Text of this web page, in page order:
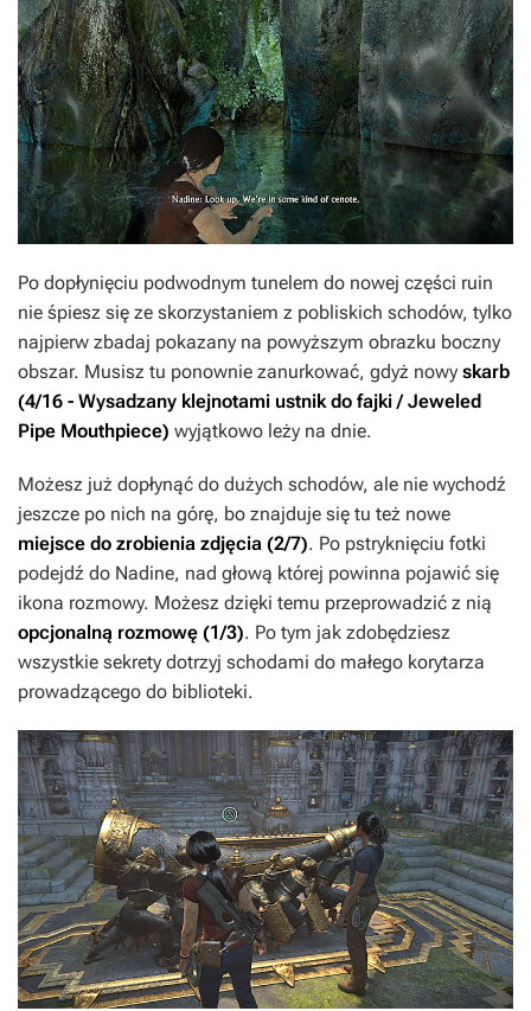
Po dopłynięciu podwodnym tunelem do nowej części ruin
nie śpiesz się ze skorzystaniem z pobliskich schodów, tylko
najpierw zbadaj pokazany na powyższym obrazku boczny
obszar. Musisz tu ponownie zanurkować, gdyż nowy skarb
(4/16 - Wysadzany klejnotami ustnik do fajki / Jeweled
Pipe Mouthpiece) wyjątkowo leży na dnie.
Możesz już dopłynąć do dużych schodów, ale nie wychodź
jeszcze po nich na górę, bo znajduje się tu też nowe
miejsce do zrobienia zdjęcia (2/7). Po pstryknięciu fotki
podejdź do Nadine, nad głową której powinna pojawić się
ikona rozmowy. Możesz dzięki temu przeprowadzić z nią
opcjonalną rozmowę (1/3). Po tym jak zdobędziesz
wszystkie sekrety dotrzyj schodami do małego korytarza
prowadzącego do biblioteki.